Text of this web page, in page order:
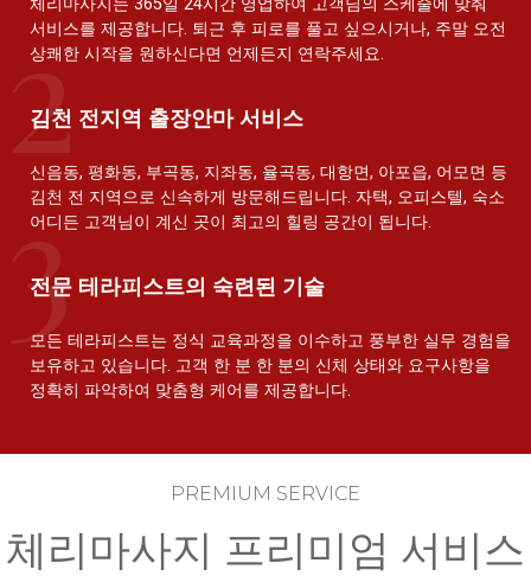
서비스를 제공합니다. 퇴근 후 피로를 풀고 싶으시거나, 주말 오전
상쾌한 시작을 원하신다면 언제든지 연락주세요.
김천 전지역 출장안마 서비스
신음동, 평화동, 부곡동, 지좌동, 율곡동, 대항면, 아포읍, 어모면 등
김천 전 지역으로 신속하게 방문해드립니다. 자택, 오피스텔, 숙소
어디든 고객님이 계신 곳이 최고의 힐링 공간이 됩니다.
전문 테라피스트의 숙련된 기술
모든 테라피스트는 정식 교육과정을 이수하고 풍부한 실무 경험을
보유하고 있습니다. 고객 한 분 한 분의 신체 상태와 요구사항을
정확히 파악하여 맞춤형 케어를 제공합니다.
PREMIUM SERVICE
체리마사지 프리미엄 서비스